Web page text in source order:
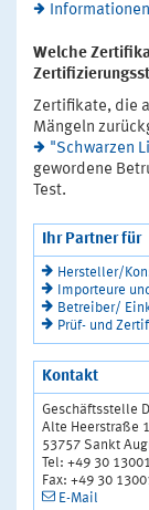
Welche
Zertifikate, die
Mängeln
"Schwarzen
gewordene
Test.
Ihr Partner für
Hersteller/
Importeure
Betreiber/
Prüf- und
Kontakt
Geschäftsstelle
Alte Heerstraße
53757 Sankt
Tel: +49 30
Fax: +49 30
E-Mail